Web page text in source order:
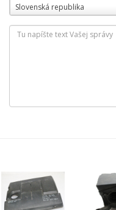
Slovenská republika